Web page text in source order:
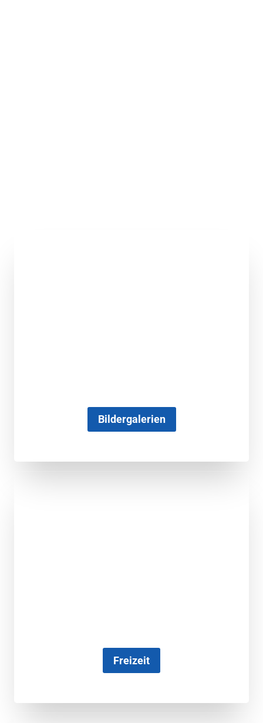
Bildergalerien
Freizeit